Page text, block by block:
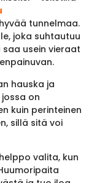
tunnelmaa.
joka suhtautuu
usein vieraat
hauska ja
on
kuin perinteinen
sillä sitä voi
valita, kun